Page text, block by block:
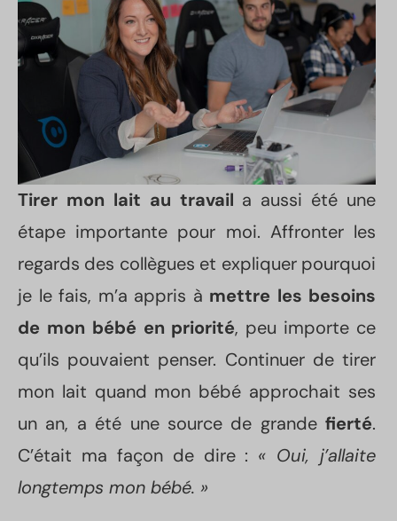
Tirer mon lait au travail a aussi été une
étape importante pour moi. Affronter les
regards des collègues et expliquer pourquoi
je le fais, m’a appris à mettre les besoins
de mon bébé en priorité, peu importe ce
qu’ils pouvaient penser. Continuer de tirer
mon lait quand mon bébé approchait ses
un an, a été une source de grande fierté.
C’était ma façon de dire : « Oui, j’allaite
longtemps mon bébé. »
gouttes.
Je relance ma
lactation dès
aujourd'hui